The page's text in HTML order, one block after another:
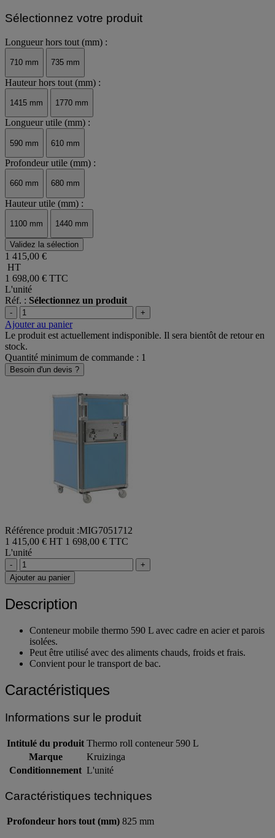
Sélectionnez votre produit
Longueur hors tout (mm) :
710 mm 735 mm
Hauteur hors tout (mm) :
1415 mm 1770 mm
Longueur utile (mm) :
590 mm 610 mm
Profondeur utile (mm) :
660 mm 680 mm
Hauteur utile (mm) :
1100 mm 1440 mm
Validez la sélection
1 415,00 €
HT
1 698,00 € TTC
L'unité
Réf. : Sélectionnez un produit
- +
Ajouter au panier
Le produit est actuellement indisponible. Il sera bientôt de retour en
stock.
Quantité minimum de commande : 1
Besoin d'un devis ?
Référence produit :MIG7051712
1 415,00 € HT 1 698,00 € TTC
L'unité
-
+
Ajouter au panier
Description
Conteneur mobile thermo 590 L avec cadre en acier et parois
isolées.
Peut être utilisé avec des aliments chauds, froids et frais.
Convient pour le transport de bac.
Caractéristiques
Informations sur le produit
Intitulé du produit Thermo roll conteneur 590 L
Marque
Kruizinga
Conditionnement L'unité
Caractéristiques techniques
Profondeur hors tout (mm) 825 mm